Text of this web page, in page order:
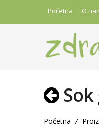
Početna O
Početna /